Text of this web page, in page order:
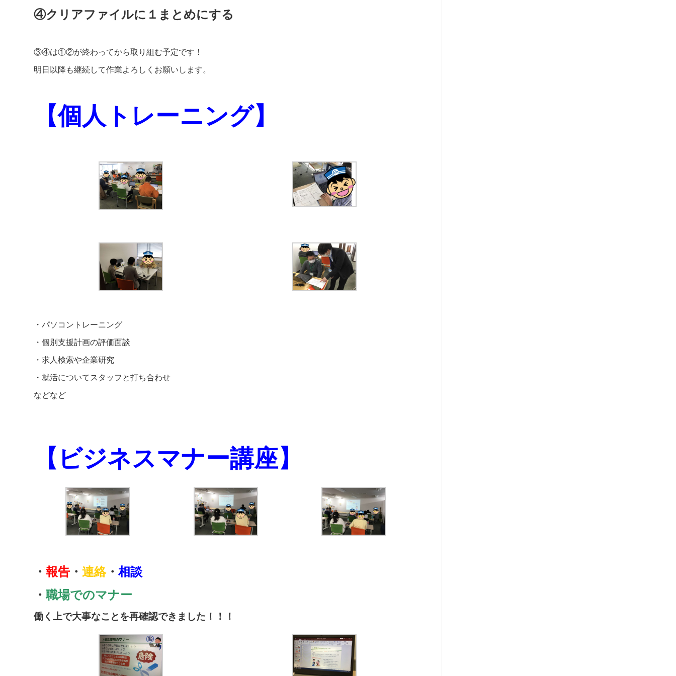
④クリアファイルに１まとめにする
③④は①②が終わってから取り組む予定です！
明日以降も継続して作業よろしくお願いします。
【個人トレーニング】
・パソコントレーニング
・個別支援計画の評価面談
・求人検索や企業研究
・就活についてスタッフと打ち合わせ
などなど
【ビジネスマナー講座】
・報告 ・連絡・相談
・職場でのマナー
働く上で大事なことを再確認できました！！！